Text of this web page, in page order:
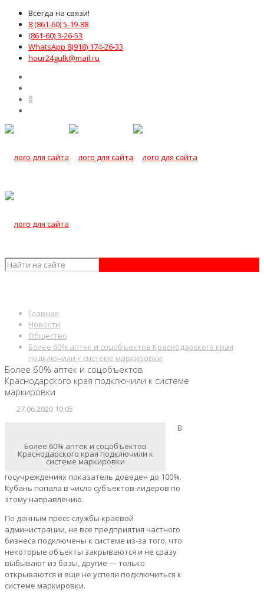
Всегда на связи!
8 (861-60) 5-19-88
(861-60) 3-26-53
WhatsApp 8(918) 174-26-33
hour24gulk@mail.ru
Главная
Новости
Общество
Более 60% аптек и соцобъектов Краснодарского края
подключили к системе маркировки
Более 60% аптек и соцобъектов
Краснодарского края подключили к системе
маркировки
27.06.2020 10:05
Более 60% аптек и соцобъектов
Краснодарского края подключили к
системе маркировки
В
госучреждениях показатель доведен до 100%.
Кубань попала в число субъектов-лидеров по
этому направлению.
По данным пресс-службы краевой
администрации, не все предприятия частного
бизнеса подключены к системе из-за того, что
некоторые объекты закрываются и не сразу
выбывают из базы, другие — только
открываются и еще не успели подключиться к
системе маркировки.